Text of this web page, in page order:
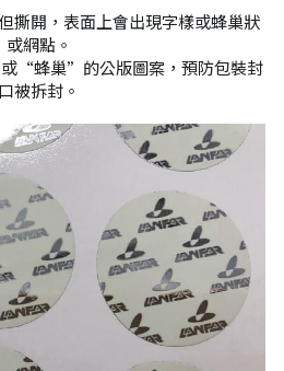
即時客服
撕開，表面上會出現字樣或蜂巢狀
或網點。
“蜂巢”的公版圖案，預防包裝封
口被拆封。